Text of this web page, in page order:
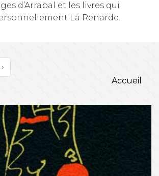
d’Arrabal et les livres qui
La Renarde.
›
Accueil